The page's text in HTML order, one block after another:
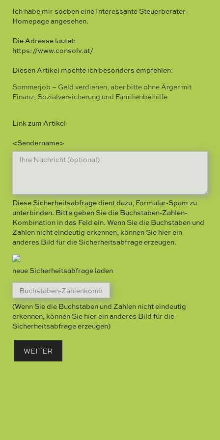
Ich habe mir soeben eine Interessante Steuerberater-
Homepage angesehen.
Die Adresse lautet:
https://www.consolv.at/
Diesen Artikel möchte ich besonders empfehlen:
Sommerjob – Geld verdienen, aber bitte ohne Ärger mit
Finanz, Sozialversicherung und Familienbeihilfe
Link zum Artikel
<Sendername>
Diese Sicherheitsabfrage dient dazu, Formular-Spam zu
unterbinden. Bitte geben Sie die Buchstaben-Zahlen-
Kombination in das Feld ein. Wenn Sie die Buchstaben und
Zahlen nicht eindeutig erkennen, können Sie hier ein
anderes Bild für die Sicherheitsabfrage erzeugen.
neue Sicherheitsabfrage laden
(Wenn Sie die Buchstaben und Zahlen nicht eindeutig
erkennen, können Sie hier ein anderes Bild für die
Sicherheitsabfrage erzeugen)